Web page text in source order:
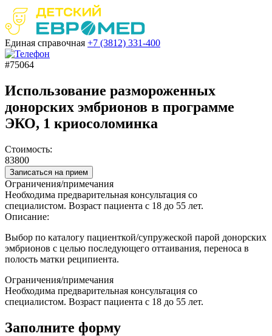
Единая справочная +7 (3812) 331-400
#75064
Использование размороженных
донорских эмбрионов в программе
ЭКО, 1 криосоломинка
Стоимость:
83800
Записаться на прием
Ограничения/примечания
Необходима предварительная консультация со
специалистом. Возраст пациента с 18 до 55 лет.
Описание:
Выбор по каталогу пациенткой/супружеской парой донорских
эмбрионов с целью последующего оттаивания, переноса в
полость матки реципиента.
Ограничения/примечания
Необходима предварительная консультация со
специалистом. Возраст пациента с 18 до 55 лет.
Заполните форму